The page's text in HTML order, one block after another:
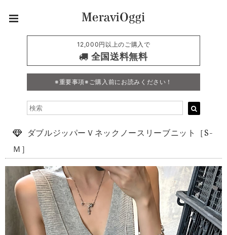
12,000円以上のご購入で
全国送料無料
※重要事項※ご購入前にお読みください！
ダブルジッパーＶネックノースリーブニット［S-
Ｍ］